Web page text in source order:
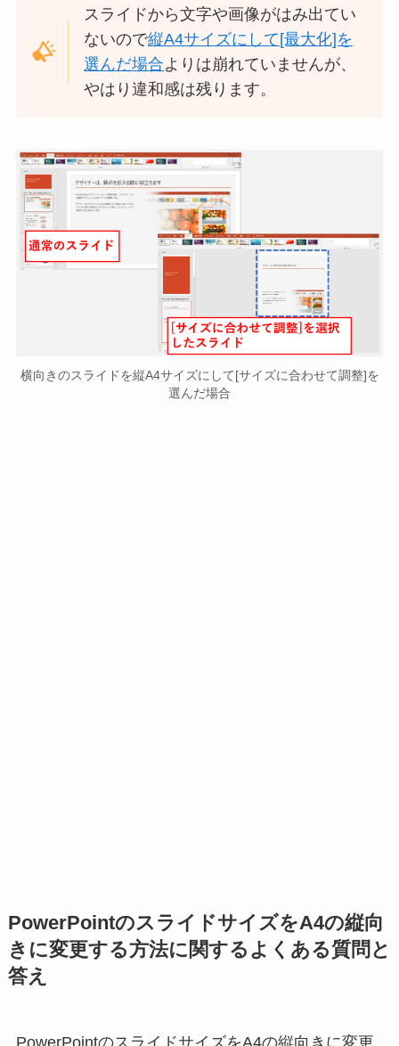
スライドから文字や画像がはみ出てい
ないので縦A4サイズにして[最大化]を
選んだ場合よりは崩れていませんが、
やはり違和感は残ります。
横向きのスライドを縦A4サイズにして[サイズに合わせて調整]を
選んだ場合
PowerPointのスライドサイズをA4の縦向
きに変更する方法に関するよくある質問と
答え
PowerPointのスライドサイズをA4の縦向きに変更